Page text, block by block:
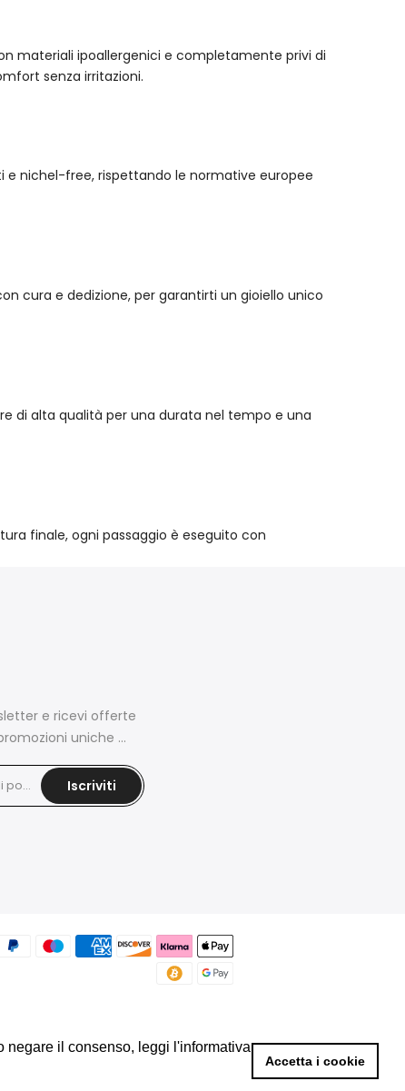
negare il consenso, leggi l'informativa
Accetta i cookie
negare il consenso, leggi l'informativa
Accetta i cookie
materiali ipoallergenici e completamente privi di
senza irritazioni.
nichel-free, rispettando le normative europee
cura e dedizione, per garantirti un gioiello unico
di alta qualità per una durata nel tempo e una
finale, ogni passaggio è eseguito con
e ricevi offerte
uniche ...
Iscriviti